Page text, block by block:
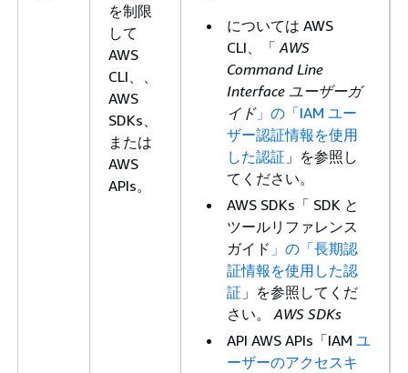
を制限
して
AWS
CLI、、
AWS
SDKs、
または
AWS
APIs。
については AWS
CLI、「 AWS
Command Line
Interface ユーザーガ
イド」の「IAM ユー
ザー認証情報を使用
した認証 」を参照し
てください。
AWS SDKs「 SDK と
ツールリファレンス
ガイド 」の「長期認
証情報を使用した認
証 」を参照してくだ
さい。 AWS SDKs
API AWS APIs「IAM ユ
ーザーのアクセスキ